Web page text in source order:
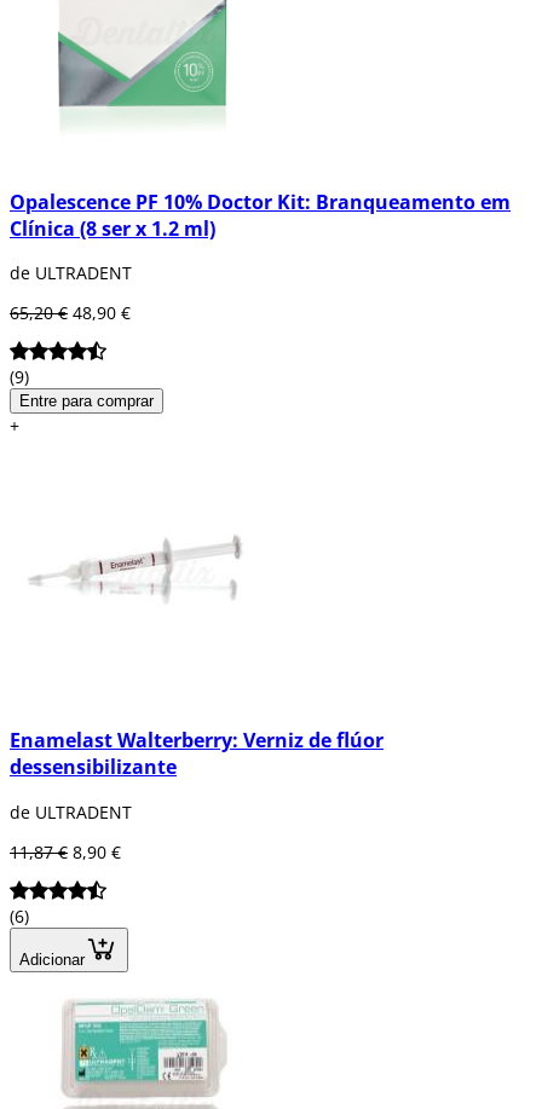
Opalescence PF 10% Doctor Kit: Branqueamento em
Clínica (8 ser x 1.2 ml)
de ULTRADENT
65,20 € 48,90 €
(9)
Entre para comprar
+
Enamelast Walterberry: Verniz de flúor
dessensibilizante
de ULTRADENT
11,87 € 8,90 €
(6)
Adicionar